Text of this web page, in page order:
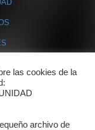
las cookies de la
archivo de